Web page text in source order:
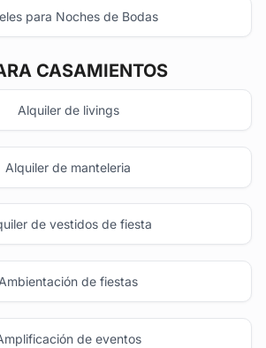
para Noches de Bodas
CASAMIENTOS
Alquiler de livings
Alquiler de manteleria
de vestidos de fiesta
Ambientación de fiestas
de eventos